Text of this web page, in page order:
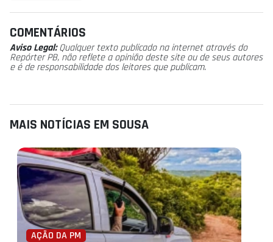
COMENTÁRIOS
Aviso Legal:Qualquer texto publicado na internet através do
Repórter PB, não reflete a opinião deste site ou de seus autores
e é de responsabilidade dos leitores que publicam.
MAIS NOTÍCIAS EM SOUSA
AÇÃO DA PM